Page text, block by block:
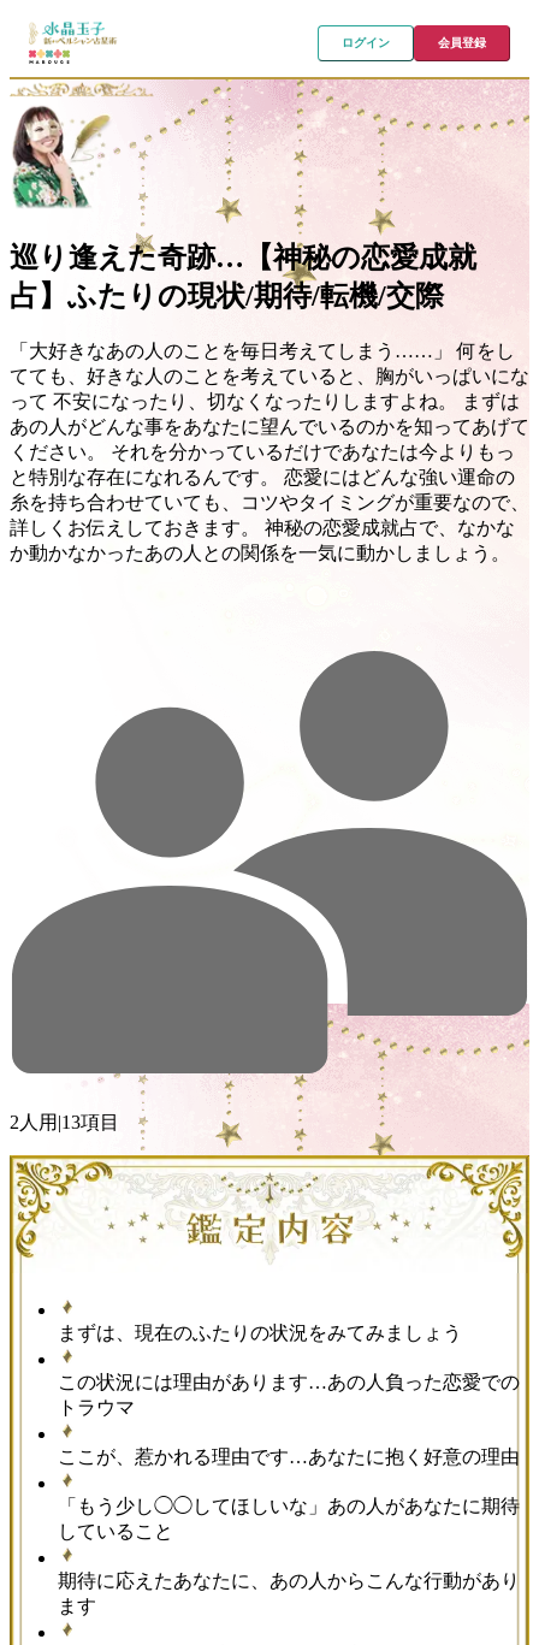
ログイン 会員登録
巡り逢えた奇跡…【神秘の恋愛成就
占】ふたりの現状/期待/転機/交際
「大好きなあの人のことを毎日考えてしまう……」 何をし
てても、好きな人のことを考えていると、胸がいっぱいにな
って 不安になったり、切なくなったりしますよね。 まずは
あの人がどんな事をあなたに望んでいるのかを知ってあげて
ください。 それを分かっているだけであなたは今よりもっ
と特別な存在になれるんです。 恋愛にはどんな強い運命の
糸を持ち合わせていても、コツやタイミングが重要なので、
詳しくお伝えしておきます。 神秘の恋愛成就占で、なかな
か動かなかったあの人との関係を一気に動かしましょう。
2人用 |13項目
まずは、現在のふたりの状況をみてみましょう
この状況には理由があります…あの人負った恋愛での
トラウマ
ここが、惹かれる理由です…あなたに抱く好意の理由
「もう少し◯◯してほしいな」あの人があなたに期待
していること
期待に応えたあなたに、あの人からこんな行動があり
ます